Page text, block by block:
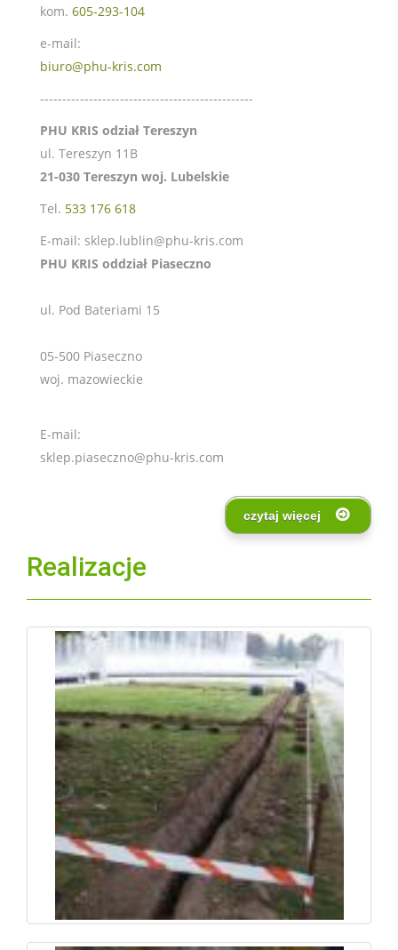
kom. 605-293-104
e-mail:
biuro@phu-kris.com
------------------------------------------------
PHU KRIS odział Tereszyn
ul. Tereszyn 11B
21-030 Tereszyn woj. Lubelskie
Tel. 533 176 618
E-mail: sklep.lublin@phu-kris.com
PHU KRIS oddział Piaseczno
ul. Pod Bateriami 15
05-500 Piaseczno
woj. mazowieckie
E-mail:
sklep.piaseczno@phu-kris.com
czytaj więcej
Realizacje